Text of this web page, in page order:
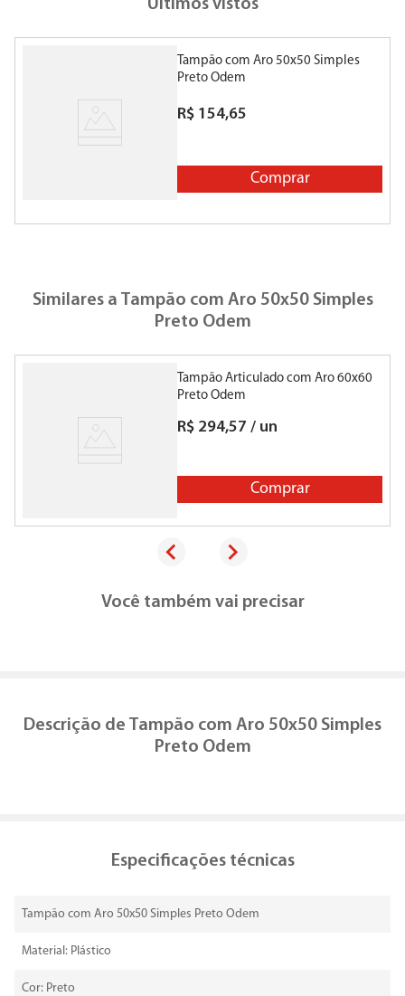
Últimos vistos
Tampão com Aro 50x50 Simples
Preto Odem
R$ 154,65
Comprar
Similares a Tampão com Aro 50x50 Simples
Preto Odem
Tampão Articulado com Aro 60x60
Preto Odem
R$ 294,57 / un
Comprar
Você também vai precisar
Descrição de Tampão com Aro 50x50 Simples
Preto Odem
Especificações técnicas
Tampão com Aro 50x50 Simples Preto Odem
Material: Plástico
Cor: Preto